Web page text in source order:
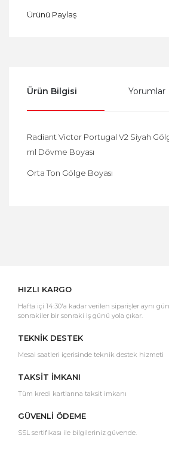
Ürünü Paylaş
Ürün Bilgisi Yorumlar
Radiant Victor Portugal V2 Siyah
ml Dövme Boyası
Orta Ton Gölge Boyası
HIZLI KARGO
Hafta içi 14:30'a kadar verilen siparişler aynı
sonrakiler bir sonraki iş günü yola çıkar.
TEKNİK DESTEK
Mesai saatleri içerisinde teknik destek hizmeti
TAKSİT İMKANI
Tüm kredi kartlarına taksit imkanı
GÜVENLİ ÖDEME
SSL sertifikası ile bilgileriniz güvende.